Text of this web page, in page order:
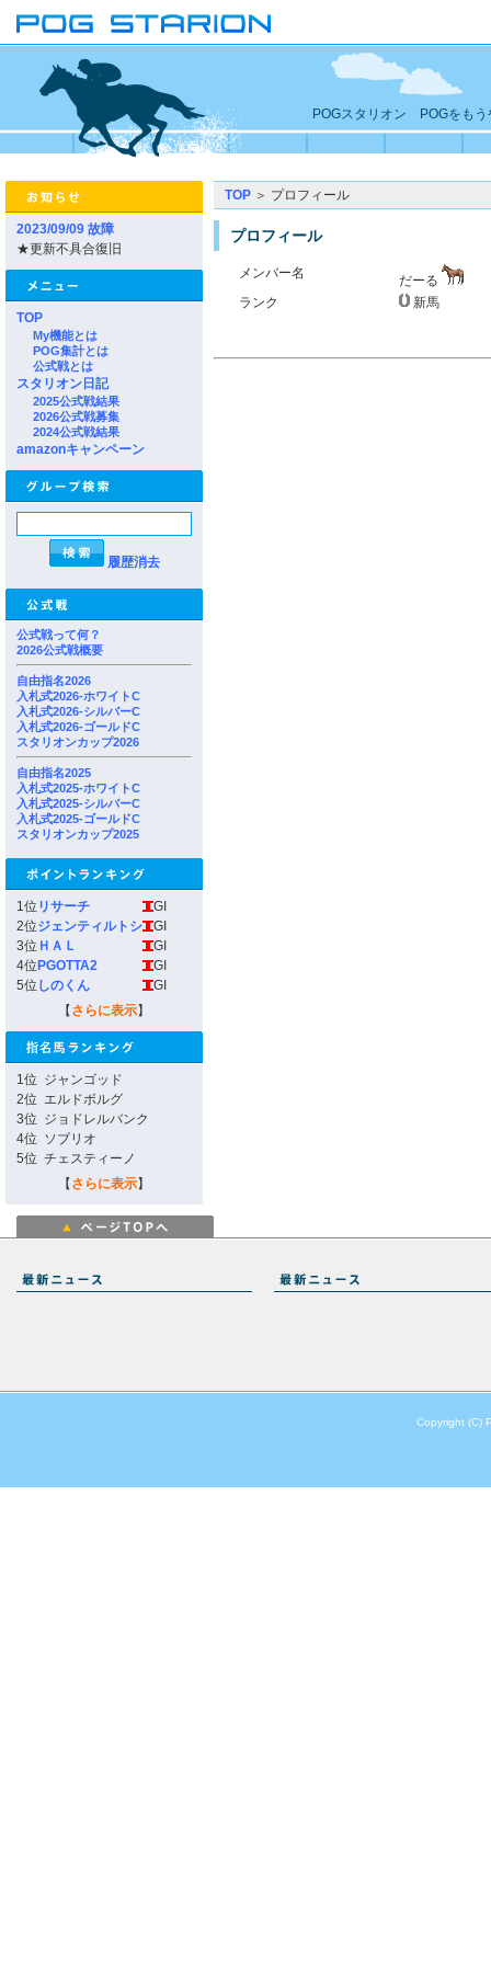
POGスタリオン POGをもう
2023/09/09 故障
★更新不具合復旧
TOP
My機能とは
POG集計とは
公式戦とは
スタリオン日記
2025公式戦結果
2026公式戦募集
2024公式戦結果
amazonキャンペーン
履歴消去
公式戦って何？
2026公式戦概要
自由指名2026
入札式2026-ホワイトC
入札式2026-シルバーC
入札式2026-ゴールドC
スタリオンカップ2026
自由指名2025
入札式2025-ホワイトC
入札式2025-シルバーC
入札式2025-ゴールドC
スタリオンカップ2025
1位 リサーチ
GI
2位ジェンティルトシ
GI
3位 ＨＡＬ
GI
4位 PGOTTA2
GI
5位 しのくん
GI
【 さらに表示】
1位 ジャンゴッド
2位 エルドボルグ
3位 ジョドレルバンク
4位 ソブリオ
5位 チェスティーノ
【 さらに表示】
TOP ＞ プロフィール
プロフィール
メンバー名
だーる
ランク
新馬
Copyright (C)